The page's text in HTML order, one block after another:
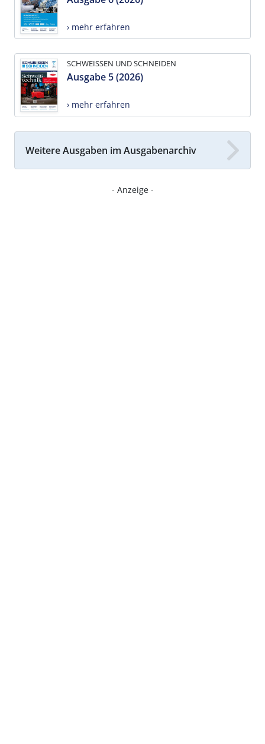
› mehr erfahren
SCHWEISSEN UND SCHNEIDEN
Ausgabe 5 (2026)
› mehr erfahren
Weitere Ausgaben im Ausgabenarchiv
- Anzeige -